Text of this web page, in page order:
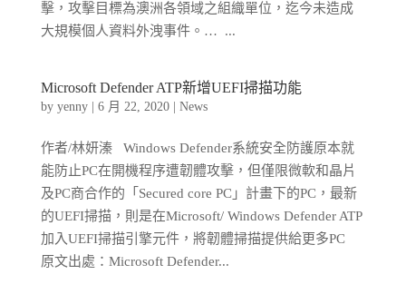
擊，攻擊目標為澳洲各領域之組織單位，迄今未造成
大規模個人資料外洩事件。… ...
Microsoft Defender ATP新增UEFI掃描功能
by yenny| 6 月 22, 2020| News
作者/林妍溱 Windows Defender系統安全防護原本就
能防止PC在開機程序遭韌體攻擊，但僅限微軟和晶片
及PC商合作的「Secured core PC」計畫下的PC，最新
的UEFI掃描，則是在Microsoft/ Windows Defender ATP
加入UEFI掃描引擎元件，將韌體掃描提供給更多PC
原文出處：Microsoft Defender...